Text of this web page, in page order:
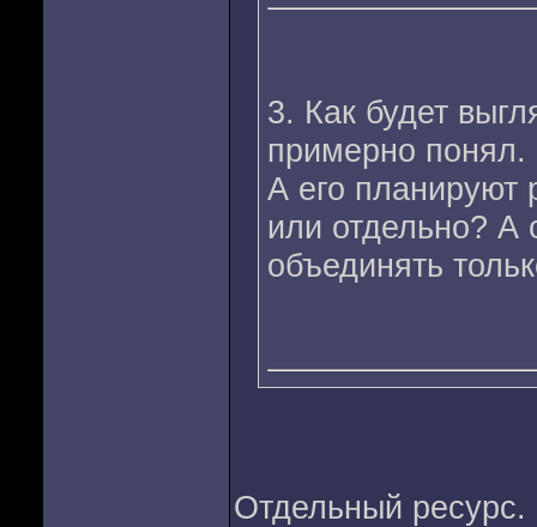
3. Как будет
примерно понял.
А его планируют
или отдельно? А
объединять
Отдельный